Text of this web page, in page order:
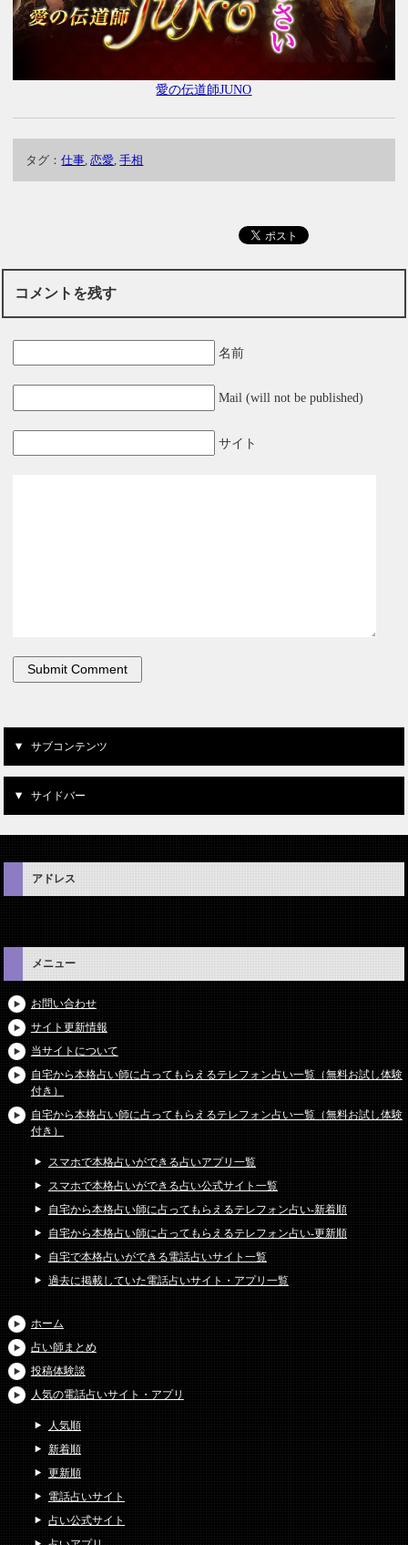
愛の伝道師JUNO
タグ：仕事,恋愛,手相
コメントを残す
名前
Mail (will not be published)
サイト
サブコンテンツ
サイドバー
アドレス
メニュー
お問い合わせ
サイト更新情報
当サイトについて
自宅から本格占い師に占ってもらえるテレフォン占い一覧（無料お試し体験
付き）
自宅から本格占い師に占ってもらえるテレフォン占い一覧（無料お試し体験
付き）
スマホで本格占いができる占いアプリ一覧
スマホで本格占いができる占い公式サイト一覧
自宅から本格占い師に占ってもらえるテレフォン占い-新着順
自宅から本格占い師に占ってもらえるテレフォン占い-更新順
自宅で本格占いができる電話占いサイト一覧
過去に掲載していた電話占いサイト・アプリ一覧
ホーム
占い師まとめ
投稿体験談
人気の電話占いサイト・アプリ
人気順
新着順
更新順
電話占いサイト
占い公式サイト